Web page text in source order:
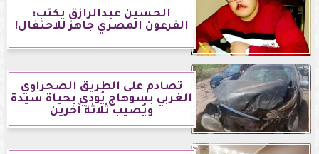
الحسين عبدالرازق يكتب:
الفرعون المصري جاهز للاحتفال!
تصادم على الطريق الصحراوي
الغربي بسوهاج يُودي بحياة سيدة
ويُصيب ثلاثة آخرين